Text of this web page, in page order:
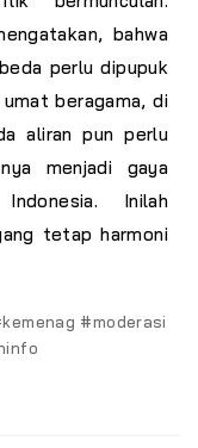
bahwa
perlu dipupuk
beragama, di
aliran pun perlu
menjadi gaya
Inilah
tetap harmoni
#moderasi